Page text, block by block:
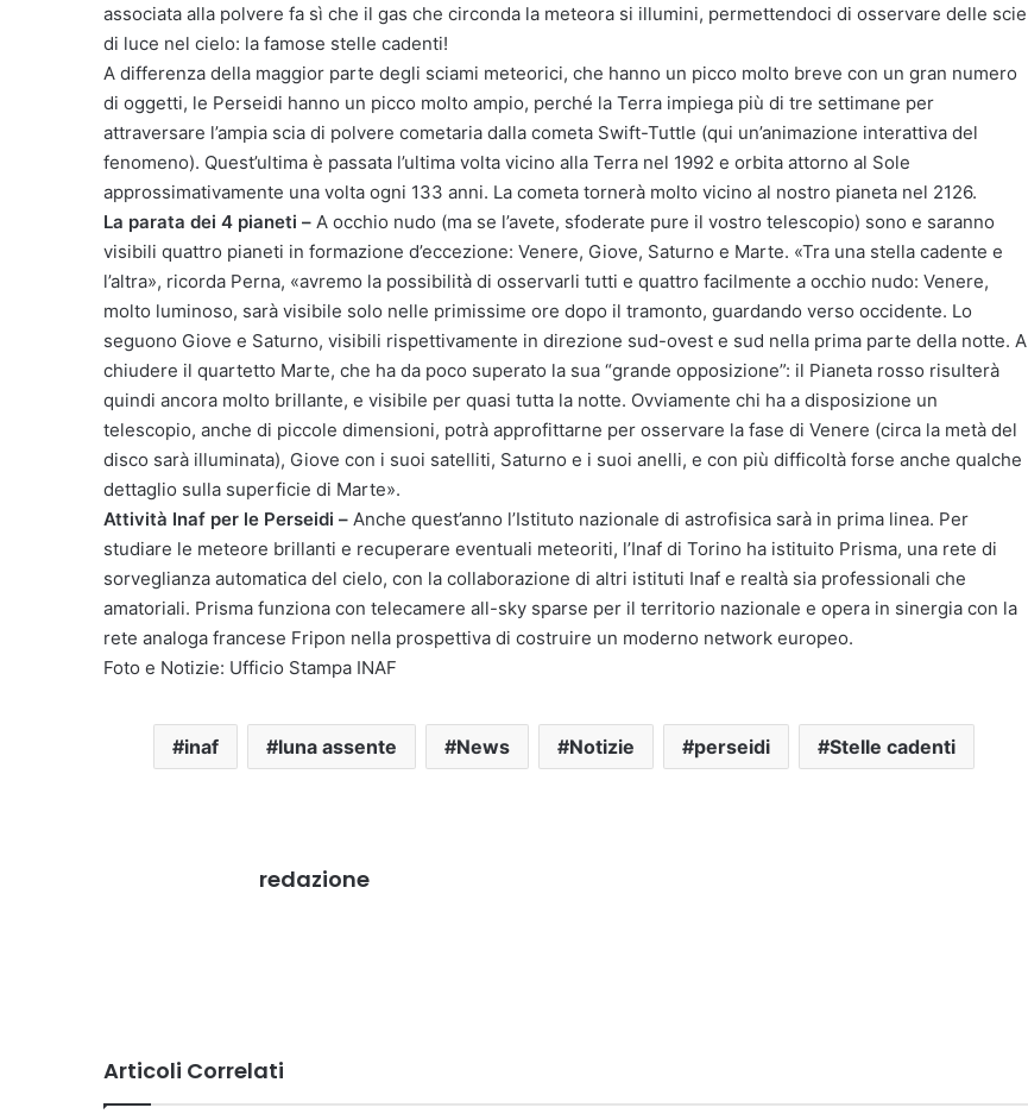
associata alla polvere fa sì che il gas che circonda la meteora si illumini, permettendoci di osservare delle scie
di luce nel cielo: la famose stelle cadenti!
A differenza della maggior parte degli sciami meteorici, che hanno un picco molto breve con un gran numero
di oggetti, le Perseidi hanno un picco molto ampio, perché la Terra impiega più di tre settimane per
attraversare l’ampia scia di polvere cometaria dalla cometa Swift-Tuttle (qui un’animazione interattiva del
fenomeno). Quest’ultima è passata l’ultima volta vicino alla Terra nel 1992 e orbita attorno al Sole
approssimativamente una volta ogni 133 anni. La cometa tornerà molto vicino al nostro pianeta nel 2126.
La parata dei 4 pianeti – A occhio nudo (ma se l’avete, sfoderate pure il vostro telescopio) sono e saranno
visibili quattro pianeti in formazione d’eccezione: Venere, Giove, Saturno e Marte. «Tra una stella cadente e
l’altra», ricorda Perna, «avremo la possibilità di osservarli tutti e quattro facilmente a occhio nudo: Venere,
molto luminoso, sarà visibile solo nelle primissime ore dopo il tramonto, guardando verso occidente. Lo
seguono Giove e Saturno, visibili rispettivamente in direzione sud-ovest e sud nella prima parte della notte. A
chiudere il quartetto Marte, che ha da poco superato la sua “grande opposizione”: il Pianeta rosso risulterà
quindi ancora molto brillante, e visibile per quasi tutta la notte. Ovviamente chi ha a disposizione un
telescopio, anche di piccole dimensioni, potrà approfittarne per osservare la fase di Venere (circa la metà del
disco sarà illuminata), Giove con i suoi satelliti, Saturno e i suoi anelli, e con più difficoltà forse anche qualche
dettaglio sulla superficie di Marte».
Attività Inaf per le Perseidi – Anche quest’anno l’Istituto nazionale di astrofisica sarà in prima linea. Per
studiare le meteore brillanti e recuperare eventuali meteoriti, l’Inaf di Torino ha istituito Prisma, una rete di
sorveglianza automatica del cielo, con la collaborazione di altri istituti Inaf e realtà sia professionali che
amatoriali. Prisma funziona con telecamere all-sky sparse per il territorio nazionale e opera in sinergia con la
rete analoga francese Fripon nella prospettiva di costruire un moderno network europeo.
Foto e Notizie: Ufficio Stampa INAF
inaf luna assente News Notizie perseidi Stelle cadenti
redazione
Articoli Correlati